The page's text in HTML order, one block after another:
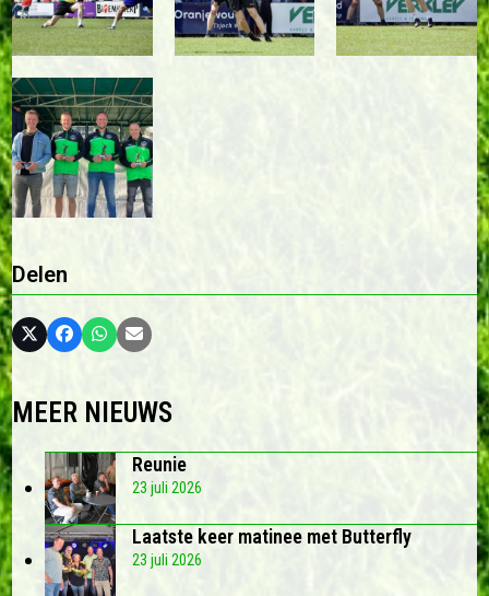
Delen
MEER NIEUWS
Reunie
23 juli 2026
Laatste keer matinee met Butterfly
23 juli 2026